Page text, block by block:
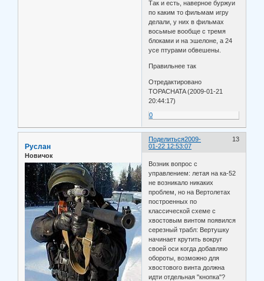
Так и есть, наверное буржуи
по каким то фильмам игру
делали, у них в фильмах
восьмые вообще с тремя
блоками и на эшелоне, а 24
усе птурами обвешены.
Правильнее так
Отредактировано
TOPACHATA (2009-01-21
20:44:17)
0
Поделиться 13
2009-
01-22 12:53:07
Руслан
Новичок
Возник вопрос с
управлением: летая на ка-52
не возникало никаких
проблем, но на Вертолетах
построенных по
классической схеме с
хвостовым винтом появился
серезный трабл: Вертушку
начинает крутить вокруг
своей оси когда добавляю
обороты, возможно для
хвостового винта должна
идти отдельная "кнопка"?